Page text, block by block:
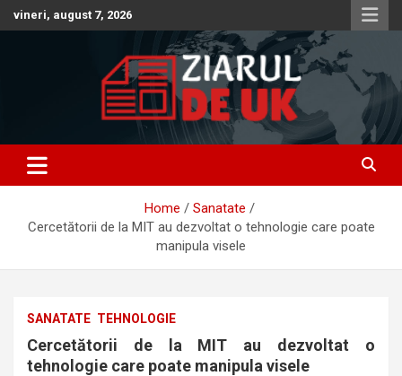
Skip
to
vineri, august 7, 2026
Anunturi UK – Stiri UK – Ziarul
de UK – Ziar Romanesc UK –
Informatii Utile
Anunturi – Stiri – Informatii Utile
Home
Sanatate
Cercetătorii de la MIT au dezvoltat o tehnologie care poate
manipula visele
SANATATE TEHNOLOGIE
Cercetătorii de la MIT au dezvoltat o
tehnologie care poate manipula visele